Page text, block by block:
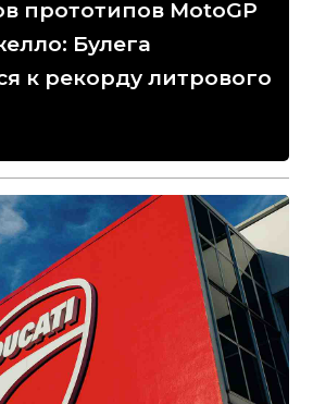
прототипов MotoGP
Булега
к рекорду литрового